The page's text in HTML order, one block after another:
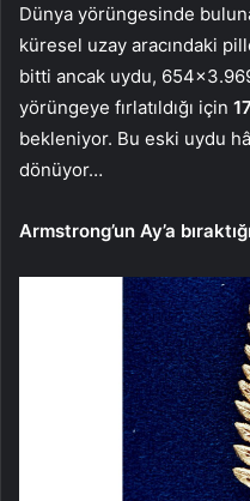
Dünya yörüngesinde
küresel uzay aracındaki
bitti ancak uydu,
yörüngeye fırlatıldığı için
bekleniyor. Bu eski uydu
dönüyor…
Armstrong’un Ay’a